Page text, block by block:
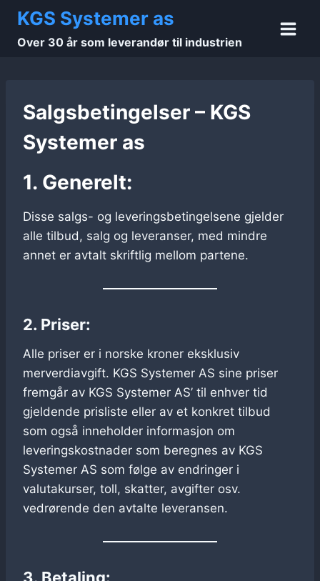
Skip
content
KGS Systemer as
Over 30 år som leverandør til industrien
Salgsbetingelser – KGS
Systemer as
1. Generelt:
Disse salgs- og leveringsbetingelsene gjelder
alle tilbud, salg og leveranser, med mindre
annet er avtalt skriftlig mellom partene.
2. Priser:
Alle priser er i norske kroner eksklusiv
merverdiavgift. KGS Systemer AS sine priser
fremgår av KGS Systemer AS’ til enhver tid
gjeldende prisliste eller av et konkret tilbud
som også inneholder informasjon om
leveringskostnader som beregnes av KGS
Systemer AS som følge av endringer i
valutakurser, toll, skatter, avgifter osv.
vedrørende den avtalte leveransen.